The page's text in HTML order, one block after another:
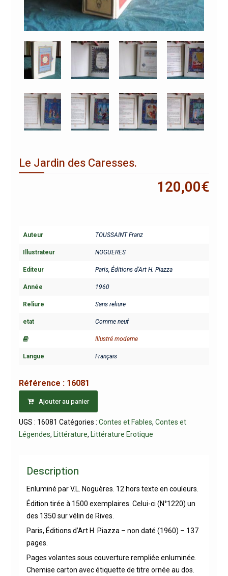
Le Jardin des Caresses.
120,00€
Auteur TOUSSAINT Franz
Illustrateur NOGUERES
Editeur Paris, Éditions d'Art H. Piazza
Année 1960
Reliure Sans reliure
etat Comme neuf
Illustré moderne
Langue Français
Référence : 16081
Ajouter au panier
UGS : 16081 Catégories : Contes et Fables, Contes et
Légendes, Littérature, Littérature Erotique
Description
Enluminé par V.L. Noguères. 12 hors texte en couleurs.
Édition tirée à 1500 exemplaires. Celui-ci (N°1220) un
des 1350 sur vélin de Rives.
Paris, Éditions d’Art H. Piazza – non daté (1960) – 137
pages.
Pages volantes sous couverture rempliée enluminée.
Chemise carton avec étiquette de titre ornée au dos.